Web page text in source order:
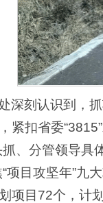
深刻认识到，
紧扣省委
、分管领导具
项目攻坚年”
项目72个，计